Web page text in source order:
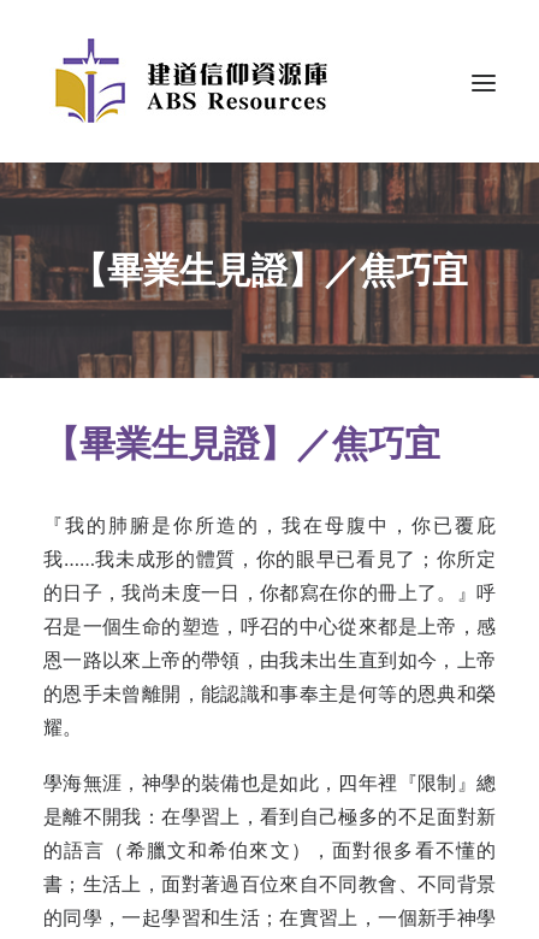
【畢業生見證】／焦巧宜
【畢業生見證】／焦巧宜
『我的肺腑是你所造的，我在母腹中，你已覆庇
我……我未成形的體質，你的眼早已看見了；你所定
的日子，我尚未度一日，你都寫在你的冊上了。』呼
召是一個生命的塑造，呼召的中心從來都是上帝，感
恩一路以來上帝的帶領，由我未出生直到如今，上帝
的恩手未曾離開，能認識和事奉主是何等的恩典和榮
耀。
學海無涯，神學的裝備也是如此，四年裡『限制』總
是離不開我：在學習上，看到自己極多的不足面對新
的語言（希臘文和希伯來文），面對很多看不懂的
書；生活上，面對著過百位來自不同教會、不同背景
的同學，一起學習和生活；在實習上，一個新手神學